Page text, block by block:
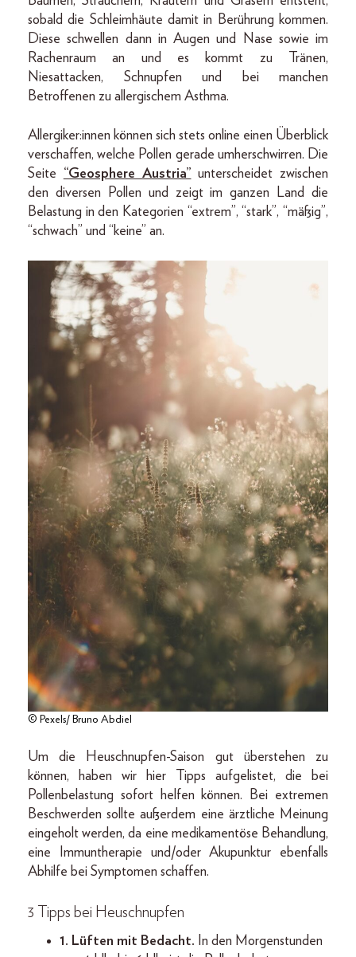
sobald die Schleimhäute damit in Berührung kommen.
Diese schwellen dann in Augen und Nase sowie im
Rachenraum an und es kommt zu Tränen,
Niesattacken, Schnupfen und bei manchen
Betroffenen zu allergischem Asthma.
Allergiker:innen können sich stets online einen Überblick
verschaffen, welche Pollen gerade umherschwirren. Die
Seite “Geosphere Austria” unterscheidet zwischen
den diversen Pollen und zeigt im ganzen Land die
Belastung in den Kategorien “extrem”, “stark”, “mäßig”,
“schwach” und “keine” an.
© Pexels/ Bruno Abdiel
Um die Heuschnupfen-Saison gut überstehen zu
können, haben wir hier Tipps aufgelistet, die bei
Pollenbelastung sofort helfen können. Bei extremen
Beschwerden sollte außerdem eine ärztliche Meinung
eingeholt werden, da eine medikamentöse Behandlung,
eine Immuntherapie und/oder Akupunktur ebenfalls
Abhilfe bei Symptomen schaffen.
3 Tipps bei Heuschnupfen
1. Lüften mit Bedacht. In den Morgenstunden